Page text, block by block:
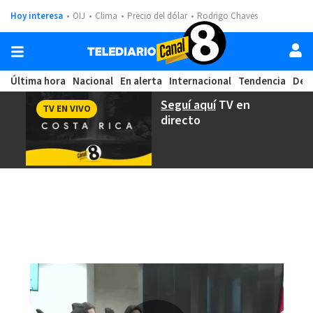
Hoy interesa OIJ Clima Precio del dólar Rodrigo Chaves
Última hora Nacional En alerta Internacional Tendencia
Seguí aquíTV en
directo
TV EN VIVO